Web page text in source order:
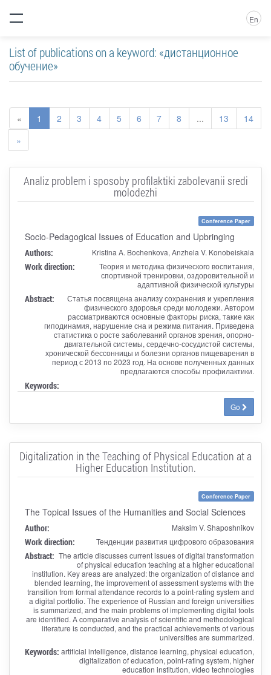
En
List of publications on a keyword: «дистанционное
обучение»
« 1 2 3 4 5 6 7 8 ... 13
14
»
Analiz problem i sposoby profilaktiki zabolevanii sredi
molodezhi
Conference Paper
Socio-Pedagogical Issues of Education and Upbringing
Authors: Kristina A. Bochenkova, Anzhela V. Konobeiskaia
Work direction:
Теория и методика физического воспитания,
спортивной тренировки, оздоровительной и
адаптивной физической культуры
Abstract:
Статья посвящена анализу сохранения и укрепления
физического здоровья среди молодежи. Автором
рассматриваются основные факторы риска, такие как
гиподинамия, нарушение сна и режима питания. Приведена
статистика о росте заболеваний органов зрения, опорно-
двигательной системы, сердечно-сосудистой системы,
хронической бессонницы и болезни органов пищеварения в
период с 2013 по 2023 год. На основе полученных данных
предлагаются способы профилактики.
Keywords:
Go
Digitalization in the Teaching of Physical Education at a
Higher Education Institution.
Conference Paper
The Topical Issues of the Humanities and Social Sciences
Author: Maksim V. Shaposhnikov
Work direction: Тенденции развития цифрового образования
Abstract: The article discusses current issues of digital transformation
of physical education teaching at a higher educational
institution. Key areas are analyzed: the organization of distance and
blended learning, the improvement of assessment systems with the
transition from formal attendance records to a point-rating system and
a digital portfolio. The experience of Russian and foreign universities
is summarized, and the main problems of implementing digital tools
are identified. A comparative analysis of scientific and methodological
literature is conducted, and the practical achievements of various
universities are summarized.
Keywords: artificial intelligence, distance learning, physical education,
digitalization of education, point-rating system, higher
education institution, video technologies